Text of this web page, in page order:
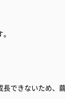
できないため、